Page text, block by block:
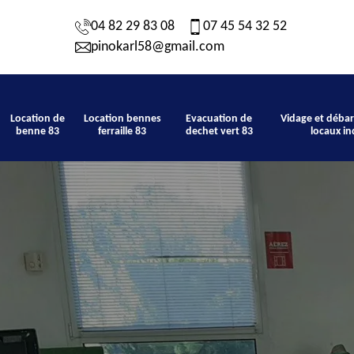
04 82 29 83 08
07 45 54 32 52
pinokarl58@gmail.com
Location de
benne 83
Location bennes
ferraille 83
Evacuation de
dechet vert 83
Vidage et
locaux